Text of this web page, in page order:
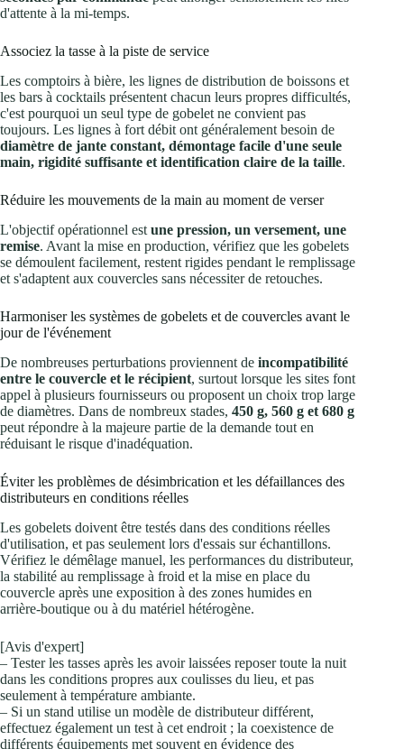
d'attente à la mi-temps.
Associez la tasse à la piste de service
Les comptoirs à bière, les lignes de distribution de boissons et
les bars à cocktails présentent chacun leurs propres difficultés,
c'est pourquoi un seul type de gobelet ne convient pas
toujours. Les lignes à fort débit ont généralement besoin de
diamètre de jante constant, démontage facile d'une seule
main, rigidité suffisante et identification claire de la taille.
Réduire les mouvements de la main au moment de verser
L'objectif opérationnel est une pression, un versement, une
remise. Avant la mise en production, vérifiez que les gobelets
se démoulent facilement, restent rigides pendant le remplissage
et s'adaptent aux couvercles sans nécessiter de retouches.
Harmoniser les systèmes de gobelets et de couvercles avant le
jour de l'événement
De nombreuses perturbations proviennent de incompatibilité
entre le couvercle et le récipient, surtout lorsque les sites font
appel à plusieurs fournisseurs ou proposent un choix trop large
de diamètres. Dans de nombreux stades, 450 g, 560 g et 680 g
peut répondre à la majeure partie de la demande tout en
réduisant le risque d'inadéquation.
Éviter les problèmes de désimbrication et les défaillances des
distributeurs en conditions réelles
Les gobelets doivent être testés dans des conditions réelles
d'utilisation, et pas seulement lors d'essais sur échantillons.
Vérifiez le démêlage manuel, les performances du distributeur,
la stabilité au remplissage à froid et la mise en place du
couvercle après une exposition à des zones humides en
arrière-boutique ou à du matériel hétérogène.
[Avis d'expert]
– Tester les tasses après les avoir laissées reposer toute la nuit
dans les conditions propres aux coulisses du lieu, et pas
seulement à température ambiante.
– Si un stand utilise un modèle de distributeur différent,
effectuez également un test à cet endroit ; la coexistence de
différents équipements met souvent en évidence des